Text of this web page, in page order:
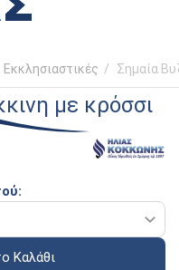
Εκκλησιαστικές / Σημαία
με κρόσσι
Καλάθι